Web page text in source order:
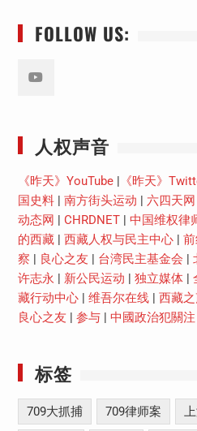
FOLLOW US:
人权声音
《昨天》YouTube| 《昨天》
国史料| 南方街头运动 六四天网
动态网
CHRDNET| 中国维权律
的西藏| 西藏人权与民主中心|
察
良心之友 台湾民主基金会
许志永
新公民运动 独立媒体|
藏行动中心| 维吾尔在线| 西藏
良心之友
参与| 中國政治犯關注
标签
709大抓捕 709律师案